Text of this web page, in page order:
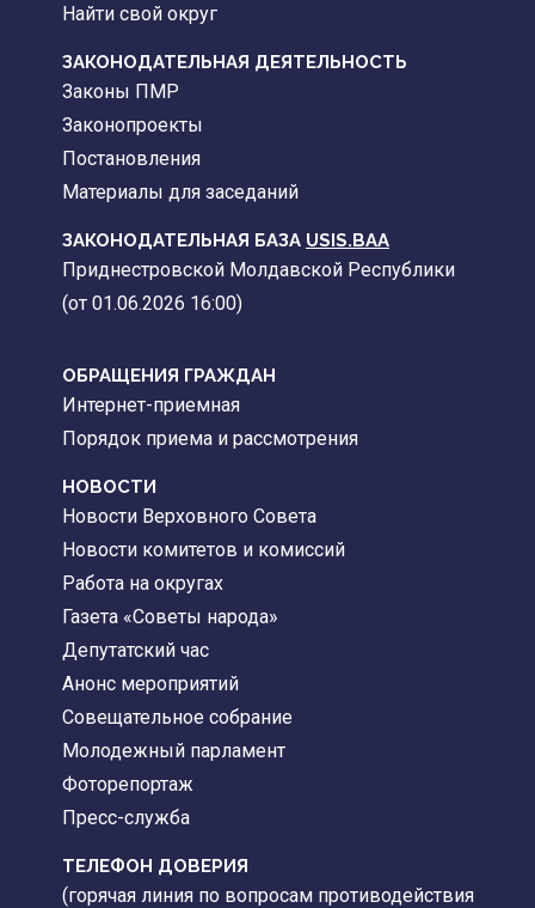
Найти свой округ
ЗАКОНОДАТЕЛЬНАЯ ДЕЯТЕЛЬНОСТЬ
Законы ПМР
Законопроекты
Постановления
Материалы для заседаний
ЗАКОНОДАТЕЛЬНАЯ БАЗА USIS.BAA
Приднестровской Молдавской Республики
(от 01.06.2026 16:00)
ОБРАЩЕНИЯ ГРАЖДАН
Интернет-приемная
Порядок приема и рассмотрения
НОВОСТИ
Новости Верховного Совета
Новости комитетов и комиссий
Работа на округах
Газета «Советы народа»
Депутатский час
Анонс мероприятий
Совещательное собрание
Молодежный парламент
Фоторепортаж
Пресс-служба
ТЕЛЕФОН ДОВЕРИЯ
(горячая линия по вопросам противодействия